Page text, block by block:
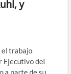
y
el trabajo
Ejecutivo del
a parte de su…